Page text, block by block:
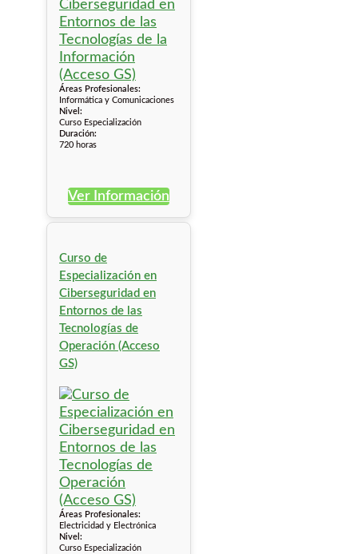
Áreas Profesionales:
Informática y Comunicaciones
Nivel:
Curso Especialización
Duración:
720 horas
Ver Información
Curso de
Especialización en
Ciberseguridad en
Entornos de las
Tecnologías de
Operación (Acceso
GS)
Áreas Profesionales:
Electricidad y Electrónica
Nivel:
Curso Especialización